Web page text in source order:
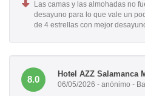
Las camas y las almohadas no
desayuno para lo que vale un
de 4 estrellas con mejor
8.0
Hotel AZZ Salamanca
06/05/2026 - anónimo -